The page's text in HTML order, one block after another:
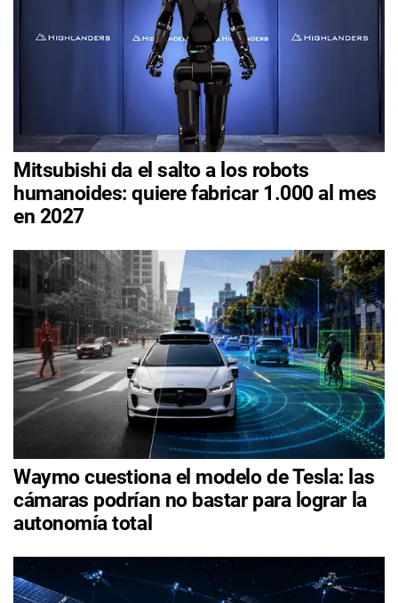
Mitsubishi da el salto a los robots
humanoides: quiere fabricar 1.000 al mes
en 2027
Waymo cuestiona el modelo de Tesla: las
cámaras podrían no bastar para lograr la
autonomía total